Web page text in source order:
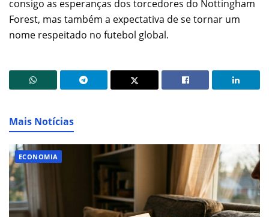
consigo as esperanças dos torcedores do Nottingham
Forest, mas também a expectativa de se tornar um
nome respeitado no futebol global.
Mais Notícias
ECONOMIA